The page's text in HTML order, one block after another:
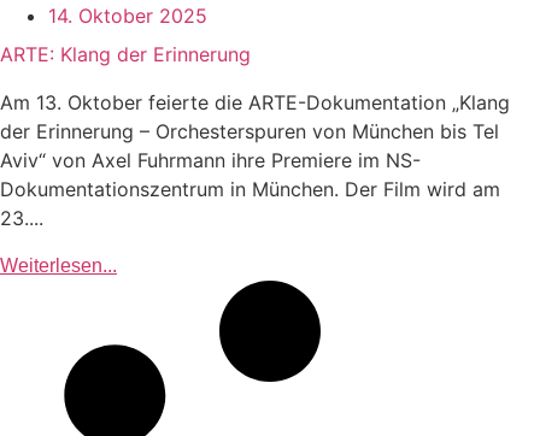
14. Oktober 2025
ARTE: Klang der Erinnerung
Am 13. Oktober feierte die ARTE-Dokumentation „Klang
der Erinnerung – Orchesterspuren von München bis Tel
Aviv“ von Axel Fuhrmann ihre Premiere im NS-
Dokumentationszentrum in München. Der Film wird am
23....
Weiterlesen...